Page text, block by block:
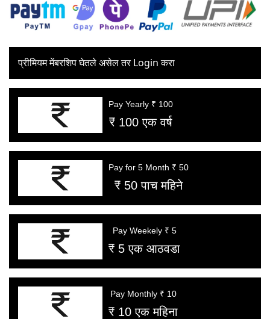
प्रीमियम मेंबरशिप घेतले असेल तर Login करा
Pay Yearly ₹ 100
₹ 100 एक वर्ष
Pay for 5 Month ₹ 50
₹ 50 पाच महिने
Pay Weekely ₹ 5
₹ 5 एक आठवडा
Pay Monthly ₹ 10
₹ 10 एक महिना